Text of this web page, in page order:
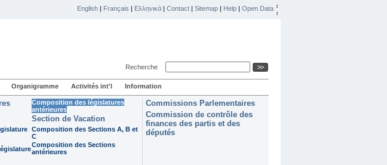
English | Français | Ελληνικά | Contact | Sitemap | Help | Open Data
Recherche
Organigramme Activités int'l Information
Composition des législatures
antérieures
Section de Vacation
Composition des Sections A, B et
C
Composition des Sections
antérieures
Commissions Parlementaires
Commission de contrôle des
finances des partis et des
députés